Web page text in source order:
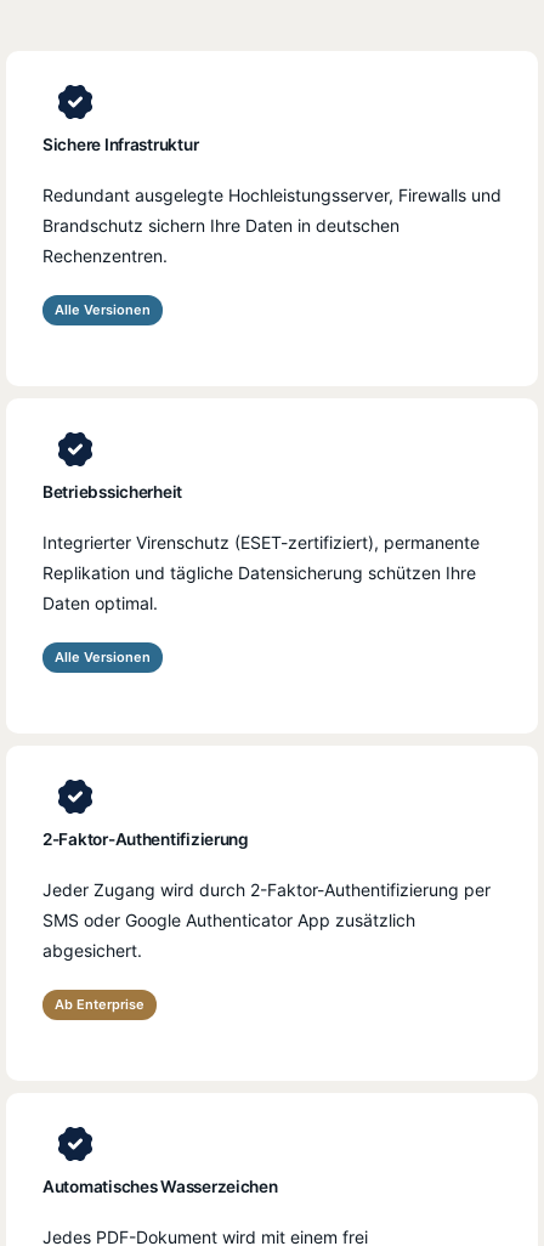
Sichere Infrastruktur
Redundant ausgelegte Hochleistungsserver, Firewalls und
Brandschutz sichern Ihre Daten in deutschen
Rechenzentren.
Alle Versionen
Betriebssicherheit
Integrierter Virenschutz (ESET-zertifiziert), permanente
Replikation und tägliche Datensicherung schützen Ihre
Daten optimal.
Alle Versionen
2-Faktor-Authentifizierung
Jeder Zugang wird durch 2-Faktor-Authentifizierung per
SMS oder Google Authenticator App zusätzlich
abgesichert.
Ab Enterprise
Automatisches Wasserzeichen
Jedes PDF-Dokument wird mit einem frei